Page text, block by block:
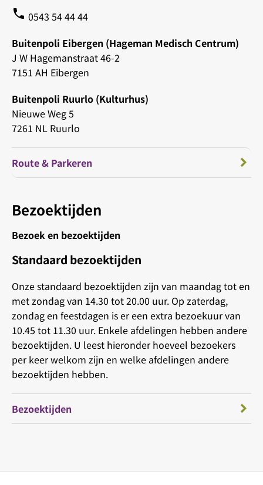
phone 0543 54 44 44
Buitenpoli Eibergen (Hageman Medisch Centrum)
J W Hagemanstraat 46-2
7151 AH Eibergen
Buitenpoli Ruurlo (Kulturhus)
Nieuwe Weg 5
7261 NL Ruurlo
Route & Parkeren
Bezoektijden
Bezoek en bezoektijden
Standaard bezoektijden
Onze standaard bezoektijden zijn van maandag tot en
met zondag van 14.30 tot 20.00 uur. Op zaterdag,
zondag en feestdagen is er een extra bezoekuur van
10.45 tot 11.30 uur. Enkele afdelingen hebben andere
bezoektijden. U leest hieronder hoeveel bezoekers
per keer welkom zijn en welke afdelingen andere
bezoektijden hebben.
Bezoektijden